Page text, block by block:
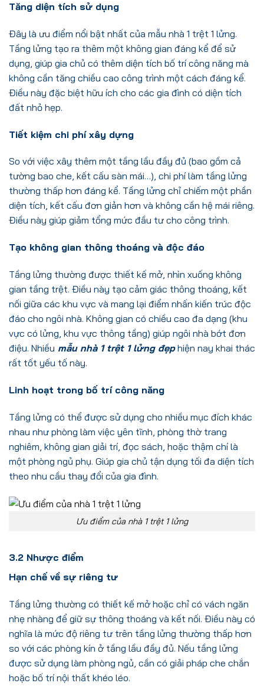
Tăng diện tích sử dụng
Đây là ưu điểm nổi bật nhất của mẫu nhà 1 trệt 1 lửng.
Tầng lửng tạo ra thêm một không gian đáng kể để sử
dụng, giúp gia chủ có thêm diện tích bố trí công năng mà
không cần tăng chiều cao công trình một cách đáng kể.
Điều này đặc biệt hữu ích cho các gia đình có diện tích
đất nhỏ hẹp.
Tiết kiệm chi phí xây dựng
So với việc xây thêm một tầng lầu đầy đủ (bao gồm cả
tường bao che, kết cấu sàn mái…), chi phí làm tầng lửng
thường thấp hơn đáng kể. Tầng lửng chỉ chiếm một phần
diện tích, kết cấu đơn giản hơn và không cần hệ mái riêng.
Điều này giúp giảm tổng mức đầu tư cho công trình.
Tạo không gian thông thoáng và độc đáo
Tầng lửng thường được thiết kế mở, nhìn xuống không
gian tầng trệt. Điều này tạo cảm giác thông thoáng, kết
nối giữa các khu vực và mang lại điểm nhấn kiến trúc độc
đáo cho ngôi nhà. Không gian có chiều cao đa dạng (khu
vực có lửng, khu vực thông tầng) giúp ngôi nhà bớt đơn
điệu. Nhiều mẫu nhà 1 trệt 1 lửng đẹphiện nay khai thác
rất tốt yếu tố này.
Linh hoạt trong bố trí công năng
Tầng lửng có thể được sử dụng cho nhiều mục đích khác
nhau như phòng làm việc yên tĩnh, phòng thờ trang
nghiêm, không gian giải trí, đọc sách, hoặc thậm chí là
một phòng ngủ phụ. Giúp gia chủ tận dụng tối đa diện tích
theo nhu cầu thay đổi của gia đình.
Ưu điểm của nhà 1 trệt 1 lửng
3.2 Nhược điểm
Hạn chế về sự riêng tư
Tầng lửng thường có thiết kế mở hoặc chỉ có vách ngăn
nhẹ nhàng để giữ sự thông thoáng và kết nối. Điều này có
nghĩa là mức độ riêng tư trên tầng lửng thường thấp hơn
so với các phòng kín ở tầng lầu đầy đủ. Nếu tầng lửng
được sử dụng làm phòng ngủ, cần có giải pháp che chắn
hoặc bố trí nội thất khéo léo.